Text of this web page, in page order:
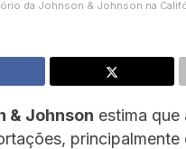
da Johnson & Johnson na
& Johnson estima que
principalmente